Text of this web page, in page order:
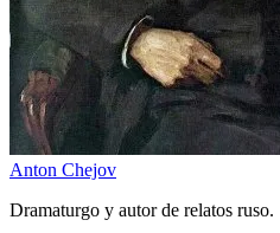
Anton Chejov
Dramaturgo y autor de relatos ruso.